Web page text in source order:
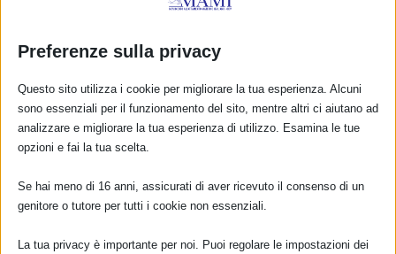
Preferenze sulla privacy
Questo sito utilizza i cookie per migliorare la tua esperienza. Alcuni
sono essenziali per il funzionamento del sito, mentre altri ci aiutano ad
analizzare e migliorare la tua esperienza di utilizzo. Esamina le tue
opzioni e fai la tua scelta.
Se hai meno di 16 anni, assicurati di aver ricevuto il consenso di un
genitore o tutore per tutti i cookie non essenziali.
La tua privacy è importante per noi. Puoi regolare le impostazioni dei